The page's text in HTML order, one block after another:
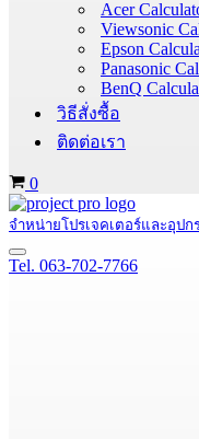
Acer
Viewsonic
Epson
Panasonic
BenQ
วิธีสั่งซื้อ
ติดต่อเรา
Cart
0
จำหน่ายโปรเจคเตอร์และอุป
Navigation
Menu
Tel. 063-702-7766